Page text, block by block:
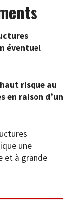
éventuel
risque au
en raison d’un
une
et à grande